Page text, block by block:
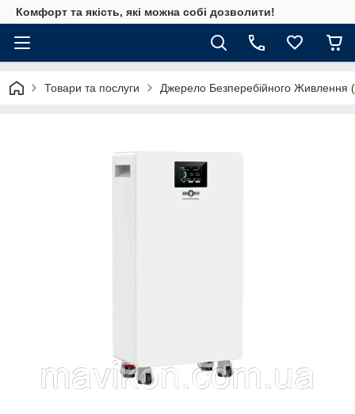
Комфорт та якість, які можна собі дозволити!
Товари та послуги Джерело Безперебійного